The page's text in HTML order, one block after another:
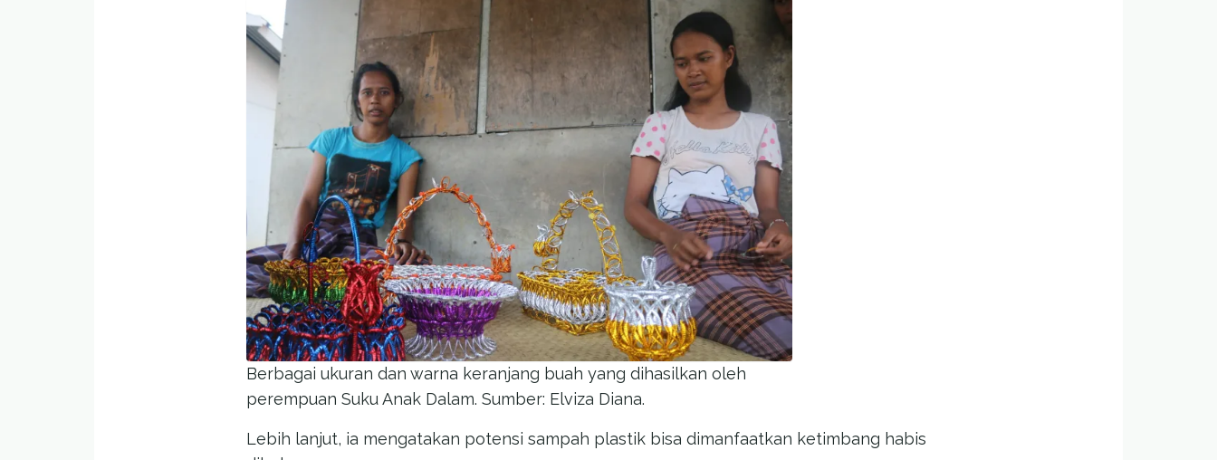
Berbagai ukuran dan warna keranjang buah yang dihasilkan oleh
perempuan Suku Anak Dalam. Sumber: Elviza Diana.
Lebih lanjut, ia mengatakan potensi sampah plastik bisa dimanfaatkan ketimbang habis